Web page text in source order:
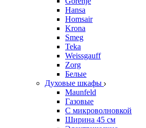
Hansa
Homsair
Krona
Smeg
Teka
Weissgauff
Zorg
Белые
Духовые шкафы
Maunfeld
Газовые
С микроволновкой
Ширина 45 см